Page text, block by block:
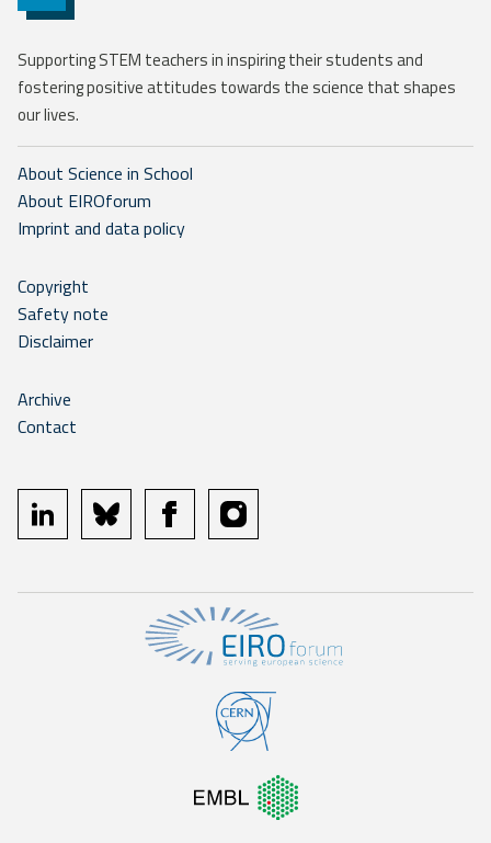
Supporting STEM teachers in inspiring their students and
fostering positive attitudes towards the science that shapes
our lives.
About Science in School
About EIROforum
Imprint and data policy
Copyright
Safety note
Disclaimer
Archive
Contact
linkedin bluesky facebookinstagram